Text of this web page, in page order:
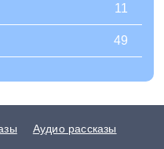
11
49
Аудио рассказы